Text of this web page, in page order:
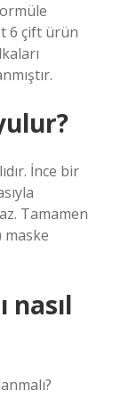
6 çift ürün
İnce bir
Tamamen
maske
nasıl